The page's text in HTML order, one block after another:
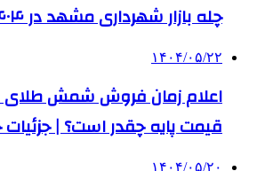
چله بازار شهرداری مشهد در ۱۴۰۴ برگزار میشود ؟
۱۴۰۴/۰۵/۲۲
اعلام زمان فروش شمش طلای
قیمت پایه چقدر است؟ |
۱۴۰۴/۰۵/۲۰